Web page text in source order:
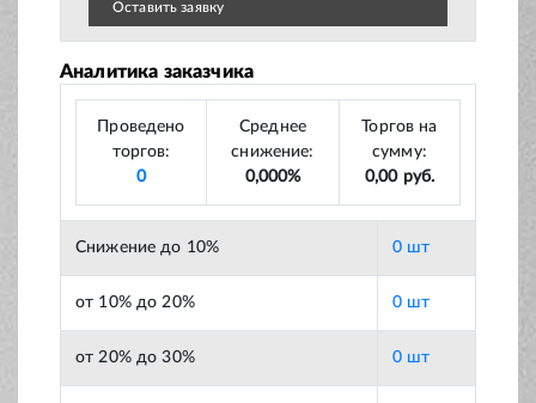
Оставить заявку
Аналитика заказчика
Проведено
торгов:
0
Среднее
снижение:
0,000%
Торгов на
сумму:
0,00 руб.
Снижение до 10% 0 шт
от 10% до 20% 0 шт
от 20% до 30% 0 шт